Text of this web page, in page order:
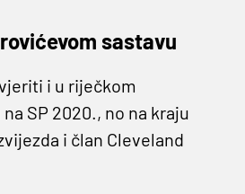
sastavu
i u riječkom
SP 2020., no na kraju
i član Cleveland